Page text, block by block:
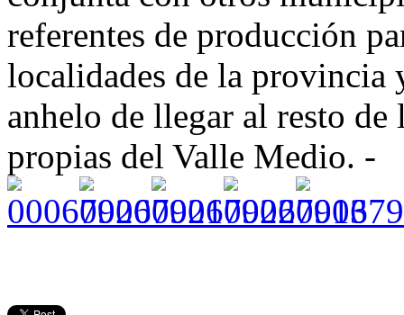
referentes de producción
localidades de la provincia
anhelo de llegar al resto
propias del Valle Medio. -